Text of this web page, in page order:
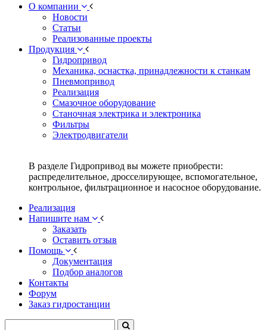
О компании
Новости
Статьи
Реализованные проекты
Продукция
Гидропривод
Механика, оснастка, принадлежности к станкам
Пневмопривод
Реализация
Смазочное оборудование
Станочная электрика и электроника
Фильтры
Электродвигатели
В разделе Гидропривод вы можете приобрести:
распределительное, дросселирующее, вспомогательное,
контрольное, фильтрационное и насосное оборудование.
Реализация
Напишите нам
Заказать
Оставить отзыв
Помощь
Документация
Подбор аналогов
Контакты
Форум
Заказ гидростанции